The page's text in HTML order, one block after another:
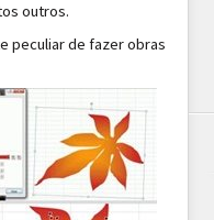
outros.
peculiar de fazer obras